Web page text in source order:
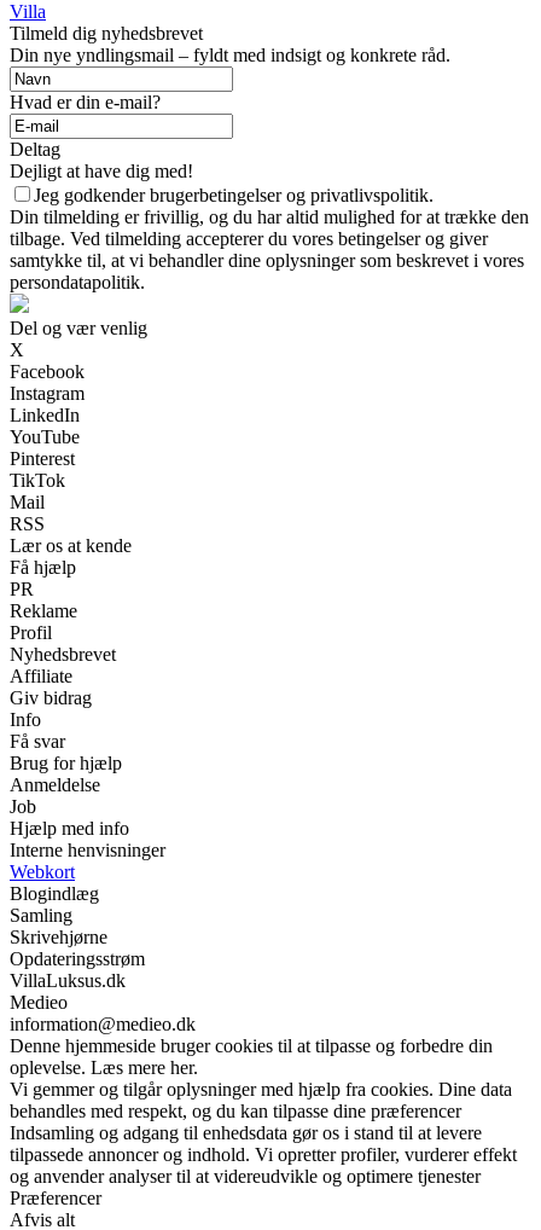
Villa
Tilmeld dig nyhedsbrevet
Din nye yndlingsmail – fyldt med indsigt og konkrete råd.
Hvad er din e-mail?
Deltag
Dejligt at have dig med!
Jeg godkender brugerbetingelser og privatlivspolitik.
Din tilmelding er frivillig, og du har altid mulighed for at trække den
tilbage. Ved tilmelding accepterer du vores betingelser og giver
samtykke til, at vi behandler dine oplysninger som beskrevet i vores
persondatapolitik.
Del og vær venlig
X
Facebook
Instagram
LinkedIn
YouTube
Pinterest
TikTok
Mail
RSS
Lær os at kende
Få hjælp
PR
Reklame
Profil
Nyhedsbrevet
Affiliate
Giv bidrag
Info
Få svar
Brug for hjælp
Anmeldelse
Job
Hjælp med info
Interne henvisninger
Webkort
Blogindlæg
Samling
Skrivehjørne
Opdateringsstrøm
VillaLuksus.dk
Medieo
information@medieo.dk
Denne hjemmeside bruger cookies til at tilpasse og forbedre din
oplevelse. Læs mere her.
Vi gemmer og tilgår oplysninger med hjælp fra cookies. Dine data
behandles med respekt, og du kan tilpasse dine præferencer
Indsamling og adgang til enhedsdata gør os i stand til at levere
tilpassede annoncer og indhold. Vi opretter profiler, vurderer effekt
og anvender analyser til at videreudvikle og optimere tjenester
Præferencer
Afvis alt